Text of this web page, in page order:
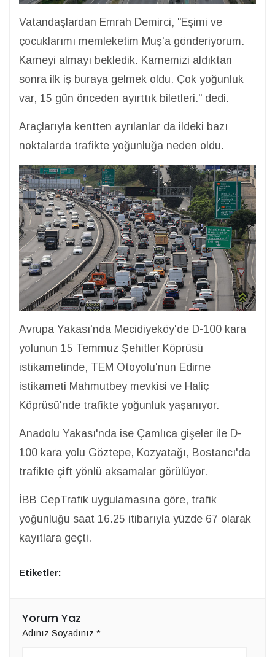
Vatandaşlardan Emrah Demirci, "Eşimi ve
çocuklarımı memleketim Muş'a gönderiyorum.
Karneyi almayı bekledik. Karnemizi aldıktan
sonra ilk iş buraya gelmek oldu. Çok yoğunluk
var, 15 gün önceden ayırttık biletleri." dedi.
Araçlarıyla kentten ayrılanlar da ildeki bazı
noktalarda trafikte yoğunluğa neden oldu.
Avrupa Yakası'nda Mecidiyeköy'de D-100 kara
yolunun 15 Temmuz Şehitler Köprüsü
istikametinde, TEM Otoyolu'nun Edirne
istikameti Mahmutbey mevkisi ve Haliç
Köprüsü'nde trafikte yoğunluk yaşanıyor.
Anadolu Yakası'nda ise Çamlıca gişeler ile D-
100 kara yolu Göztepe, Kozyatağı, Bostancı'da
trafikte çift yönlü aksamalar görülüyor.
İBB CepTrafik uygulamasına göre, trafik
yoğunluğu saat 16.25 itibarıyla yüzde 67 olarak
kayıtlara geçti.
Etiketler:
Yorum Yaz
Adınız Soyadınız *